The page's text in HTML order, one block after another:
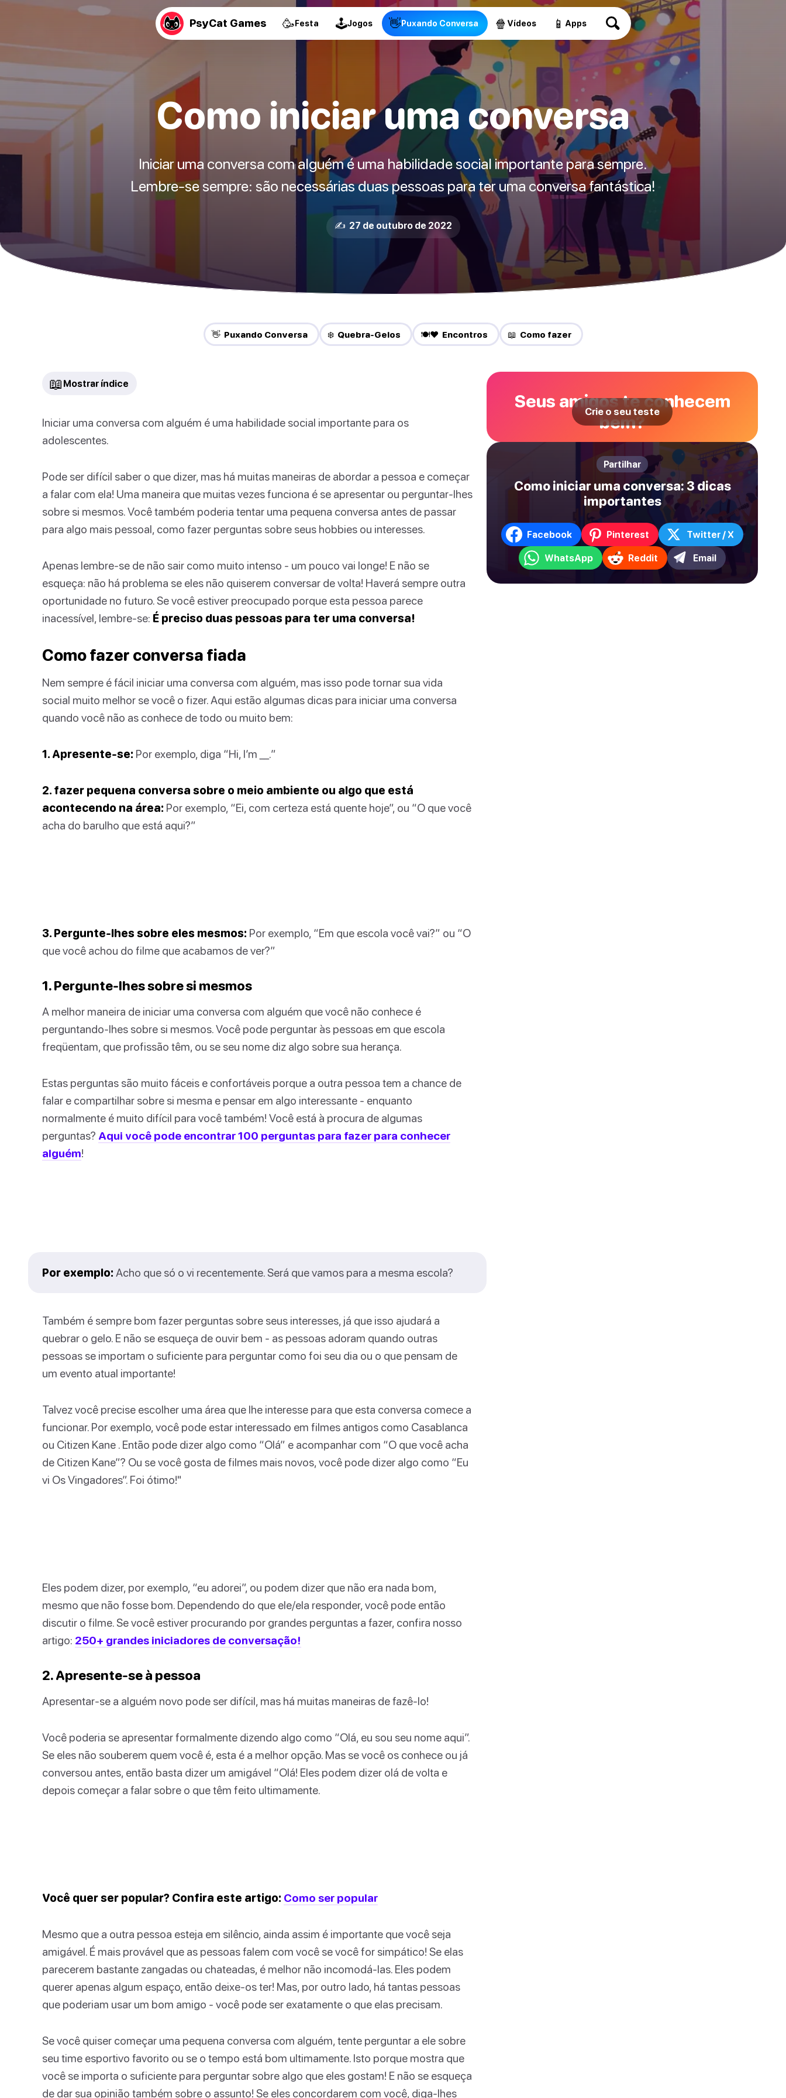
PsyCat Games 🥳Festa 🕹Jogos 👋Puxando Conversa 🍿 Vídeos 📱 Apps
Como iniciar uma conversa
Iniciar uma conversa com alguém é uma habilidade social importante para sempre.
Lembre-se sempre: são necessárias duas pessoas para ter uma conversa fantástica!
✍️ 27 de outubro de 2022
👋 Puxando Conversa ❄️ Quebra-Gelos 🍽️❤️ Encontros 📖 Como fazer
📖 Mostrar índice
Iniciar uma conversa com alguém é uma habilidade social importante para os
adolescentes.
Pode ser difícil saber o que dizer, mas há muitas maneiras de abordar a pessoa e começar
a falar com ela! Uma maneira que muitas vezes funciona é se apresentar ou perguntar-lhes
sobre si mesmos. Você também poderia tentar uma pequena conversa antes de passar
para algo mais pessoal, como fazer perguntas sobre seus hobbies ou interesses.
Apenas lembre-se de não sair como muito intenso - um pouco vai longe! E não se
esqueça: não há problema se eles não quiserem conversar de volta! Haverá sempre outra
oportunidade no futuro. Se você estiver preocupado porque esta pessoa parece
inacessível, lembre-se: É preciso duas pessoas para ter uma conversa!
Como fazer conversa fiada
Nem sempre é fácil iniciar uma conversa com alguém, mas isso pode tornar sua vida
social muito melhor se você o fizer. Aqui estão algumas dicas para iniciar uma conversa
quando você não as conhece de todo ou muito bem:
1. Apresente-se: Por exemplo, diga “Hi, I’m __.”
2. fazer pequena conversa sobre o meio ambiente ou algo que está
acontecendo na área: Por exemplo, “Ei, com certeza está quente hoje”, ou “O que você
acha do barulho que está aqui?”
3. Pergunte-lhes sobre eles mesmos: Por exemplo, “Em que escola você vai?” ou “O
que você achou do filme que acabamos de ver?”
1. Pergunte-lhes sobre si mesmos
A melhor maneira de iniciar uma conversa com alguém que você não conhece é
perguntando-lhes sobre si mesmos. Você pode perguntar às pessoas em que escola
freqüentam, que profissão têm, ou se seu nome diz algo sobre sua herança.
Estas perguntas são muito fáceis e confortáveis porque a outra pessoa tem a chance de
falar e compartilhar sobre si mesma e pensar em algo interessante - enquanto
normalmente é muito difícil para você também! Você está à procura de algumas
perguntas? Aqui você pode encontrar 100 perguntas para fazer para conhecer
alguém!
Por exemplo: Acho que só o vi recentemente. Será que vamos para a mesma escola?
Também é sempre bom fazer perguntas sobre seus interesses, já que isso ajudará a
quebrar o gelo. E não se esqueça de ouvir bem - as pessoas adoram quando outras
pessoas se importam o suficiente para perguntar como foi seu dia ou o que pensam de
um evento atual importante!
Talvez você precise escolher uma área que lhe interesse para que esta conversa comece a
funcionar. Por exemplo, você pode estar interessado em filmes antigos como Casablanca
ou Citizen Kane . Então pode dizer algo como “Olá” e acompanhar com “O que você acha
de Citizen Kane”? Ou se você gosta de filmes mais novos, você pode dizer algo como “Eu
vi Os Vingadores”. Foi ótimo!"
Eles podem dizer, por exemplo, “eu adorei”, ou podem dizer que não era nada bom,
mesmo que não fosse bom. Dependendo do que ele/ela responder, você pode então
discutir o filme. Se você estiver procurando por grandes perguntas a fazer, confira nosso
artigo: 250+ grandes iniciadores de conversação!
2. Apresente-se à pessoa
Apresentar-se a alguém novo pode ser difícil, mas há muitas maneiras de fazê-lo!
Você poderia se apresentar formalmente dizendo algo como “Olá, eu sou seu nome aqui”.
Se eles não souberem quem você é, esta é a melhor opção. Mas se você os conhece ou já
conversou antes, então basta dizer um amigável “Olá! Eles podem dizer olá de volta e
depois começar a falar sobre o que têm feito ultimamente.
Você quer ser popular? Confira este artigo: Como ser popular
Mesmo que a outra pessoa esteja em silêncio, ainda assim é importante que você seja
amigável. É mais provável que as pessoas falem com você se você for simpático! Se elas
parecerem bastante zangadas ou chateadas, é melhor não incomodá-las. Eles podem
querer apenas algum espaço, então deixe-os ter! Mas, por outro lado, há tantas pessoas
que poderiam usar um bom amigo - você pode ser exatamente o que elas precisam.
Se você quiser começar uma pequena conversa com alguém, tente perguntar a ele sobre
seu time esportivo favorito ou se o tempo está bom ultimamente. Isto porque mostra que
você se importa o suficiente para perguntar sobre algo que eles gostam! E não se esqueça
de dar sua opinião também sobre o assunto! Se eles concordarem com você, diga-lhes
Seus amigos te conhecem
bem?
Crie o seu teste
Partilhar
Como iniciar uma conversa: 3 dicas
importantes
Facebook Pinterest Twitter / X
WhatsApp Reddit Email